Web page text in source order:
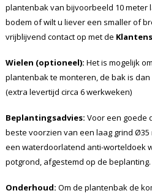
plantenbak van bijvoorbeeld 10 meter
bodem of wilt u liever een smaller of
vrijblijvend contact op met de
Wielen (optioneel): Het is mogelijk
plantenbak te monteren, de bak is
(extra levertijd circa 6 werkweken)
Beplantingsadvies: Voor een goede
beste voorzien van een laag grind
een waterdoorlatend anti-worteldoek
potgrond, afgestemd op de beplanting.
Onderhoud: Om de plantenbak de